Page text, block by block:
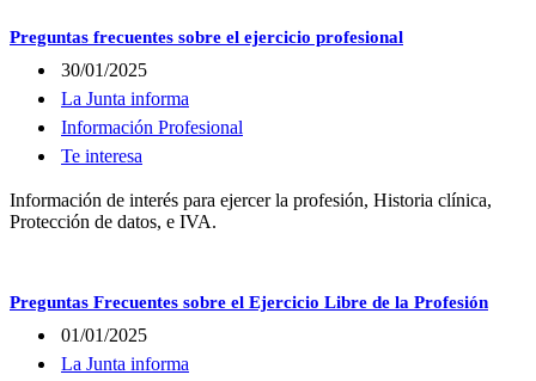
Preguntas frecuentes sobre el ejercicio profesional
30/01/2025
La Junta informa
Información Profesional
Te interesa
Información de interés para ejercer la profesión, Historia clínica,
Protección de datos, e IVA.
Preguntas Frecuentes sobre el Ejercicio Libre de la Profesión
01/01/2025
La Junta informa